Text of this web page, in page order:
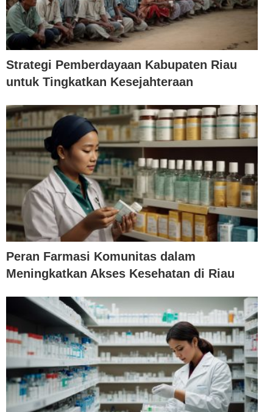
Strategi Pemberdayaan Kabupaten Riau
untuk Tingkatkan Kesejahteraan
Peran Farmasi Komunitas dalam
Meningkatkan Akses Kesehatan di Riau